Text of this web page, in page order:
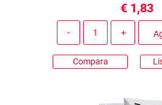
€ 1,83
Compara